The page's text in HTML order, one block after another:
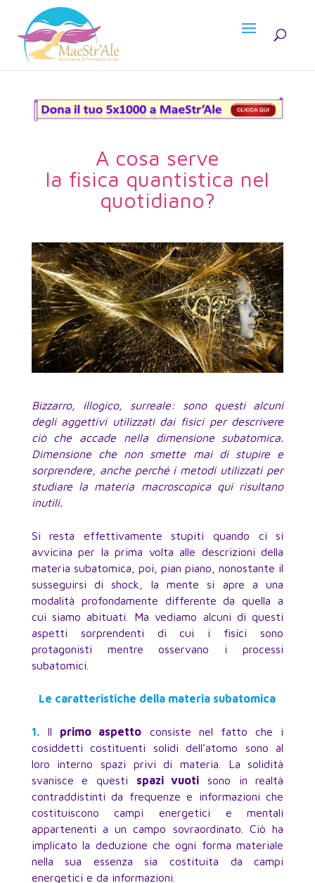
A cosa serve
la fisica quantistica nel
quotidiano?
Bizzarro, illogico, surreale: sono questi alcuni
degli aggettivi utilizzati dai fisici per descrivere
ciò che accade nella dimensione subatomica.
Dimensione che non smette mai di stupire e
sorprendere, anche perché i metodi utilizzati per
studiare la materia macroscopica qui risultano
inutili.
Si resta effettivamente stupiti quando ci si
avvicina per la prima volta alle descrizioni della
materia subatomica, poi, pian piano, nonostante il
susseguirsi di shock, la mente si apre a una
modalità profondamente differente da quella a
cui siamo abituati. Ma vediamo alcuni di questi
aspetti sorprendenti di cui i fisici sono
protagonisti mentre osservano i processi
subatomici.
Le caratteristiche della materia subatomica
1.Il primo aspetto consiste nel fatto che i
cosiddetti costituenti solidi dell’atomo sono al
loro interno spazi privi di materia. La solidità
svanisce e questi spazi vuoti sono in realtà
contraddistinti da frequenze e informazioni che
costituiscono campi energetici e mentali
appartenenti a un campo sovraordinato. Ciò ha
implicato la deduzione che ogni forma materiale
nella sua essenza sia costituita da campi
energetici e da informazioni.